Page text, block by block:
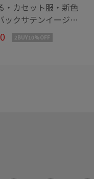
・カセット服・新色
ックサテンイージー
ツ/お仕事・通
トアップ対応
2BUY10%OFF